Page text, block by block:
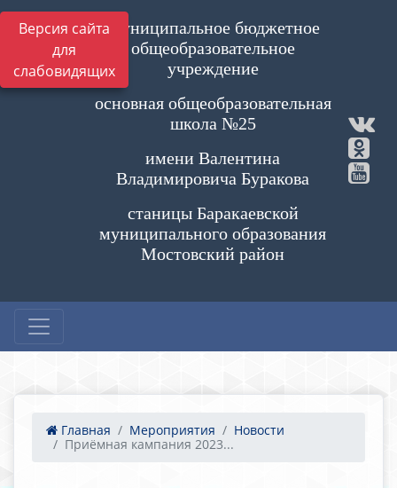
Версия сайта
для
слабовидящих
Муниципальное бюджетное
общеобразовательное
учреждение
основная общеобразовательная
школа №25
имени Валентина
Владимировича Буракова
станицы Баракаевской
муниципального образования
Мостовский район
Главная Мероприятия
Новости
Приёмная кампания 2023...